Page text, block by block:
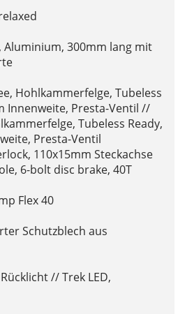
Aluminium, 300mm lang mit
Hohlkammerfelge, Tubeless
Innenweite, Presta-Ventil //
Tubeless Ready,
Presta-Ventil
110x15mm Steckachse
6-bolt disc brake, 40T
Flex 40
Schutzblech aus
// Trek LED,